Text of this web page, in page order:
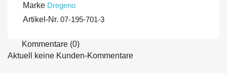
Marke Dregeno
Artikel-Nr. 07-195-701-3
Kommentare (0)
Aktuell keine Kunden-Kommentare